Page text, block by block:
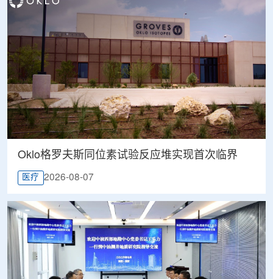
Oklo格罗夫斯同位素试验反应堆实现首次临界
医疗 2026-08-07